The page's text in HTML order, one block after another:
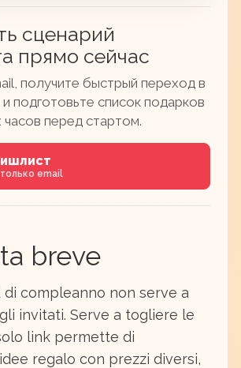
сценарий
прямо сейчас
получите быстрый переход в
подготовьте список подарков
перед стартом.
email
breve
di compleanno non serve a
invitati. Serve a togliere le
link permette di
regalo con prezzi diversi,